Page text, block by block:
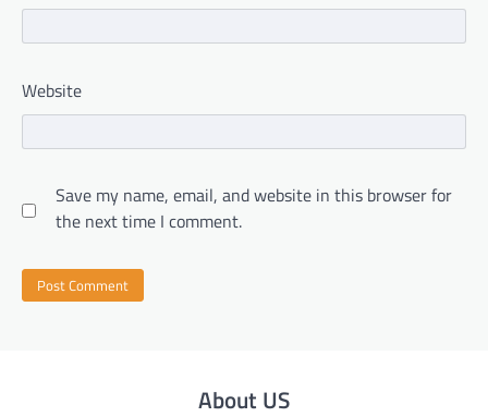
Website
Save my name, email, and website in this browser for
the next time I comment.
About US